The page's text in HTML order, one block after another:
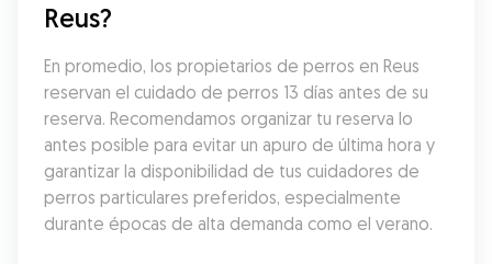
Reus?
En promedio, los propietarios de perros en Reus
reservan el cuidado de perros 13 días antes de su
reserva. Recomendamos organizar tu reserva lo
antes posible para evitar un apuro de última hora y
garantizar la disponibilidad de tus cuidadores de
perros particulares preferidos, especialmente
durante épocas de alta demanda como el verano.